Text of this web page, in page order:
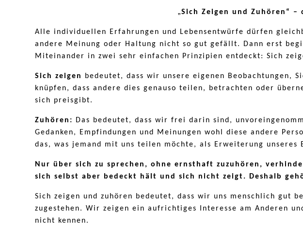
„Sich Zeigen und Zuhören“
Alle individuellen Erfahrungen und Lebensentwürfe dürfen
andere Meinung oder Haltung nicht so gut gefällt. Dann erst
Miteinander in zwei sehr einfachen Prinzipien entdeckt: Sich
Sich zeigen
bedeutet, dass wir unsere eigenen Beobachtungen,
knüpfen, dass andere dies genauso teilen, betrachten oder
sich preisgibt.
Zuhören:
Das bedeutet, dass wir frei darin sind,
Gedanken, Empfindungen und Meinungen wohl diese andere
das, was jemand mit uns teilen möchte, als Erweiterung unseres
Nur über sich zu sprechen, ohne ernsthaft zuzuhören,
sich selbst aber bedeckt hält und sich nicht zeigt. Deshalb
Sich zeigen und zuhören bedeutet, dass wir uns menschlich gut
zugestehen. Wir zeigen ein aufrichtiges Interesse am Anderen
nicht kennen.